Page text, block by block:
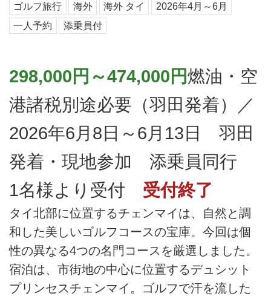
ゴルフ旅行 海外 海外 タイ
2026年4月～6月
一人予約
添乗員付
298,000円～474,000円燃油・空
港諸税別途必要（羽田発着）／
2026年6月8日～6月13日 羽田
発着・現地参加 添乗員同行
1名様より受付 受付終了
タイ北部に位置するチェンマイは、自然と調
和した美しいゴルフコースの宝庫。今回は個
性の異なる4つの名門コースを厳選しました。
宿泊は、市街地の中心に位置するデュシット
プリンセスチェンマイ。ゴルフで汗を流した